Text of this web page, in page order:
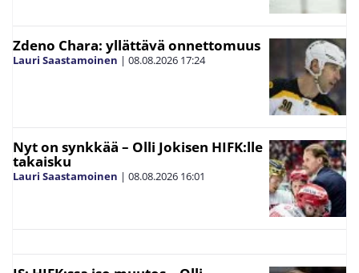
Zdeno Chara: yllättävä onnettomuus
Lauri Saastamoinen | 08.08.2026 17:24
Nyt on synkkää – Olli Jokisen HIFK:lle
takaisku
Lauri Saastamoinen | 08.08.2026 16:01